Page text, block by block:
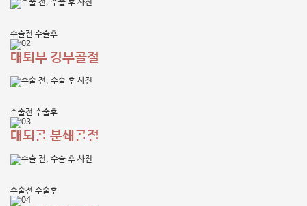
수술전 수술후
대퇴부 경부골절
수술전 수술후
대퇴골 분쇄골절
수술전 수술후